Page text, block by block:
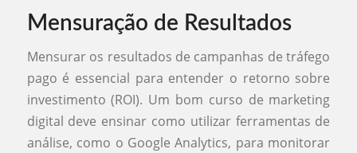
Mensuração de Resultados
Mensurar os resultados de campanhas de tráfego
pago é essencial para entender o retorno sobre
investimento (ROI). Um bom curso de marketing
digital deve ensinar como utilizar ferramentas de
análise, como o Google Analytics, para monitorar